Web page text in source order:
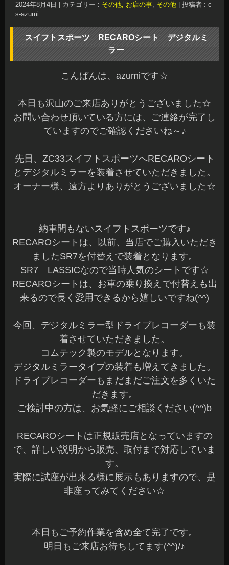
2024年8月4日 カテゴリー : その他, お店の事, その他
投稿者 : c
s-azumi
スイフトスポーツ RECAROシート デジタルミ
ラー
こんばんは、azumiです☆
本日も沢山のご来店ありがとうございました☆
お問い合わせ頂いている方には、ご連絡が完了し
ていますのでご確認くださいね～♪
先日、ZC33スイフトスポーツへRECAROシート
とデジタルミラーを装着させていただきました。
オーナー様、遠方よりありがとうございました☆
納車間もないスイフトスポーツです♪
RECAROシートは、以前、当店でご購入いただき
ましたSR7を付替えで装着となります。
SR7 LASSICなので当時人気のシートです☆
RECAROシートは、お車の乗り換えで付替えも出
来るので長く愛用できるから嬉しいですね(^^)
今回、デジタルミラー型ドライブレコーダーも装
着させていただきました。
コムテック製のモデルとなります。
デジタルミラータイプの装着も増えてきました。
ドライブレコーダーもまだまだご注文を多くいた
だきます。
ご検討中の方は、お気軽にご相談ください(^^)b
RECAROシートは正規販売店となっていますの
で、詳しい説明から販売、取付まで対応していま
す。
実際に試座が出来る様に展示もありますので、是
非座ってみてください☆
本日もご予約作業を含め全て完了です。
明日もご来店お待ちしてます(^^)/♪